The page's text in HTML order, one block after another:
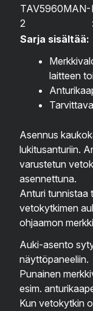
TAV5960MAN-
2
Sarja sisältää:
laitteen
Asennus
lukitusanturiin.
varustetun
asennettuna.
Anturi tunnistaa
vetokytkimen
ohjaamon
Auki-asento
näyttöpaneeliin.
Punainen
esim.
Kun vetokytkin